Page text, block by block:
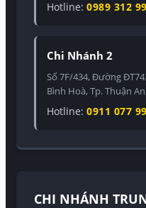
Hotline: 0989 312
Chi Nhánh 2
Số 7F/434, Đường
Bình Hoà, Tp. Thuận
Hotline: 0911 077
CHI NHÁNH